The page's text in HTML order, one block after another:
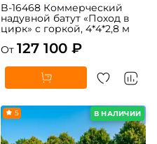
B-16468 Коммерческий
надувной батут «Поход в
цирк» с горкой, 4*4*2,8 м
От 127 100 ₽
В НАЛИЧИИ
5